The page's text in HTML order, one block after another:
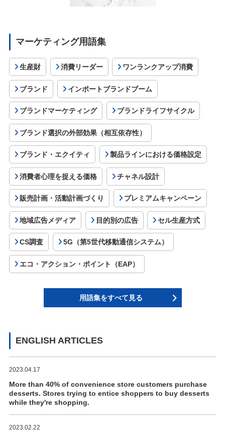
マーケティング用語集
生産財 消費リーダー ワンランクアップ消費
ブランド インポートブランドブーム
ブランドマーケティング ブランドライフサイクル
ブランド選択の外部効果（相互依存性）
ブランド・エクイティ 製品ラインにおける価格設定
消費者心理を捉える価格 チャネル設計
販売計画・活動計画づくり プレミアムキャンペーン
地域広告メディア 目的別の広告 セル生産方式
CS調査 5G（第5世代移動通信システム）
エコ・アクション・ポイント（EAP）
用語集をすべて見る
ENGLISH ARTICLES
2023.04.17
More than 40% of convenience store customers purchase
desserts. Stores trying to entice shoppers to buy desserts
while they're shopping.
2023.02.22